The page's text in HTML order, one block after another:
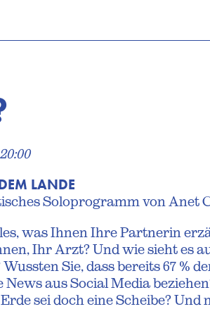
20:00
LANDE
Soloprogramm von Anet
was Ihnen Ihre Partnerin
Ihr Arzt? Und wie sieht es
Sie, dass bereits 67 %
aus Social Media
sei doch eine Scheibe? Und